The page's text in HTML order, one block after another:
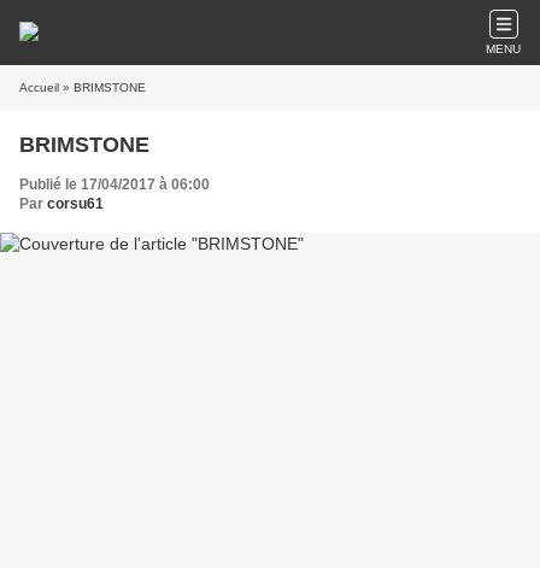
MENU
Accueil » BRIMSTONE
BRIMSTONE
Publié le 17/04/2017 à 06:00
Par corsu61